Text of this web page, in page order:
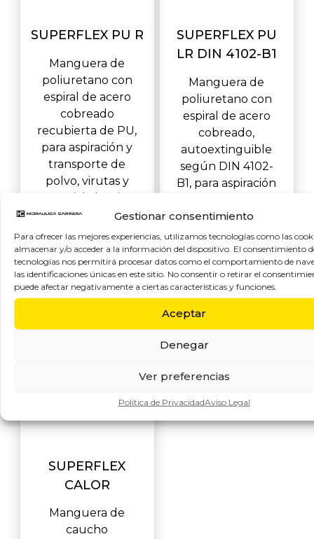
Gestionar consentimiento
Para ofrecer las mejores experiencias, utilizamos tecnologías como las
almacenar y/o acceder a la información del dispositivo. El consentimiento
tecnologías nos permitirá procesar datos como el comportamiento de
las identificaciones únicas en este sitio. No consentir o retirar el
puede afectar negativamente a ciertas características y funciones.
Aceptar
Denegar
Ver preferencias
Política de PrivacidadAviso Legal
SUPERFLEX PU R
Manguera de
poliuretano con
espiral de acero
cobreado
recubierta de PU,
para aspiración y
transporte de
polvo, virutas y
material abrasivo.
SUPERFLEX PU
LR DIN 4102-B1
Manguera de
poliuretano con
espiral de acero
cobreado,
autoextinguible
según DIN 4102-
B1, para aspiración
polvo, virutas y
material ab
SUPERFLEX
CALOR
Manguera de
caucho